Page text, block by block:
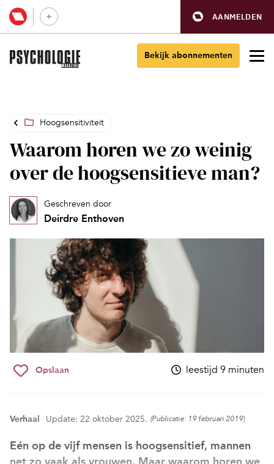
AANMELDEN
Bekijk abonnementen
Hoogsensitiviteit
Waarom horen we zo weinig
over de hoogsensitieve man?
Geschreven door
Deirdre Enthoven
Opslaan leestijd 9 minuten
Verhaal Update: 22 oktober 2025. (Publicatie: 19 februari 2019)
Eén op de vijf mensen is hoogsensitief, mannen